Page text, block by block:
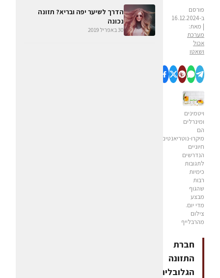
פורסם
ב-16.12.2024
| מאת:
מערכת
אכול
ושאטו
ויטמינים
ומינרלים
הם
מיקרו-נוטריאנטים
חיוניים
הנדרשים
לתגובות
כימיות
רבות
שהגוף
מבצע
מדי יום.
צילום
מהרבלייף
חברת
התזונה
הגלובלית
הדרך לשיער יפה ובריא? תזונה
נכונה
30 באפריל 2019